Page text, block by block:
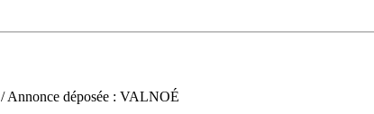
/ Annonce déposée : VALNOÉ